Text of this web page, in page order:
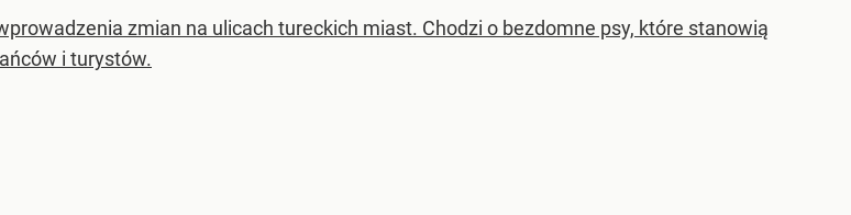
zmian na ulicach tureckich miast. Chodzi o bezdomne psy, które stanowią
i turystów.